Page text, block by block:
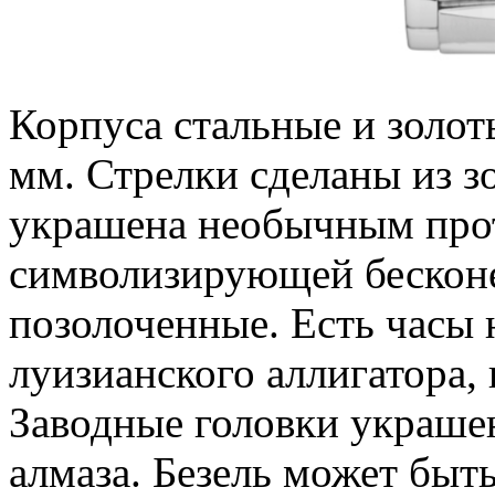
Корпуса стальные и
мм. Стрелки сделаны из
украшена необычным
символизирующей
позолоченные. Есть
луизианского
Заводные головки
алмаза. Безель может